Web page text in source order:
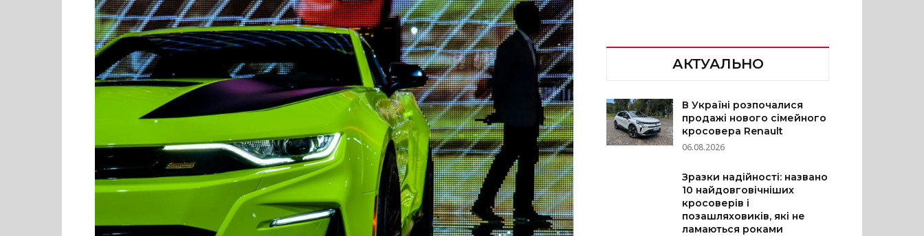
АКТУАЛЬНО
В Україні розпочалися
продажі нового сімейного
кросовера Renault
06.08.2026
Зразки надійності: названо
10 найдовговічніших
кросоверів і
позашляховиків, які не
ламаються роками